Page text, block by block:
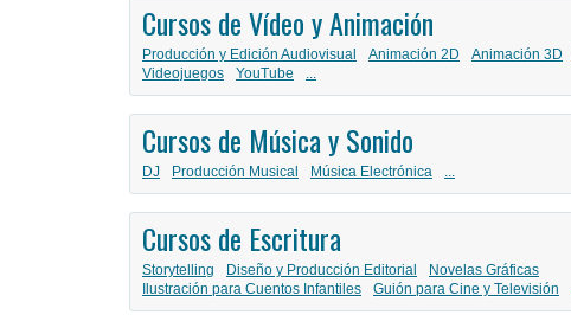
Cursos de Vídeo y Animación
Producción y Edición Audiovisual Animación 2D Animación 3D
Videojuegos
YouTube ...
Cursos de Música y Sonido
DJ Producción Musical Música Electrónica ...
Cursos de Escritura
Storytelling Diseño y Producción Editorial
Novelas Gráficas
Ilustración para Cuentos Infantiles
Guión para Cine y Televisión